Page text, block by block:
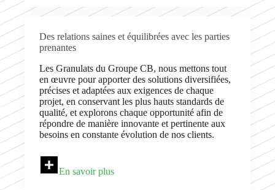
Des relations saines et équilibrées avec les parties
prenantes
Les Granulats du Groupe CB, nous mettons tout
en œuvre pour apporter des solutions diversifiées,
précises et adaptées aux exigences de chaque
projet, en conservant les plus hauts standards de
qualité, et explorons chaque opportunité afin de
répondre de manière innovante et pertinente aux
besoins en constante évolution de nos clients.
En savoir plus